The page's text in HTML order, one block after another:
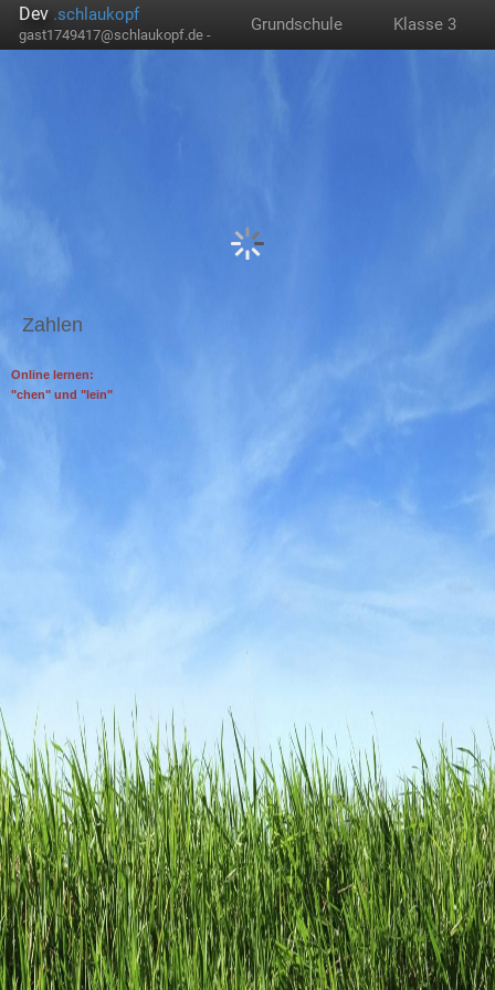
Dev .schlaukopf
gast1749417@schlaukopf.de -
Grundschule Klasse 3
Zahlen
Online lernen:
"chen" und "lein"